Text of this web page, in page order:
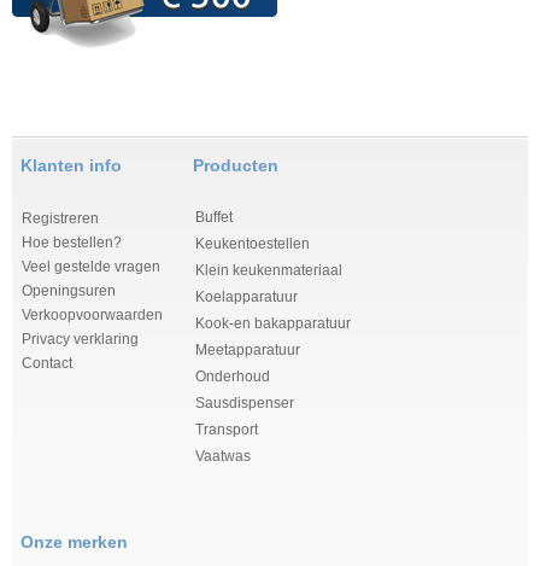
Klanten info
Registreren
Hoe bestellen?
Veel gestelde vragen
Openingsuren
Verkoopvoorwaarden
Privacy verklaring
Contact
Producten
Buffet
Keukentoestellen
Klein keukenmateriaal
Koelapparatuur
Kook-en bakapparatuur
Meetapparatuur
Onderhoud
Sausdispenser
Transport
Vaatwas
Onze merken